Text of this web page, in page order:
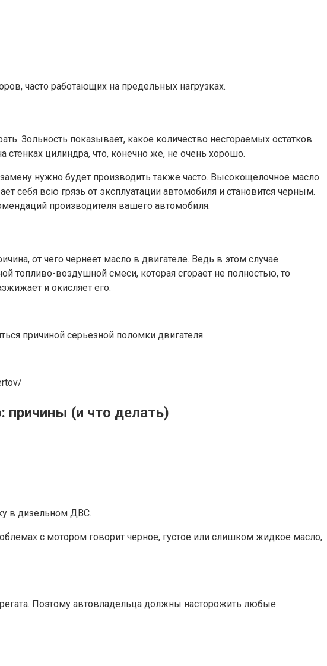
часто работающих на предельных нагрузках.
Зольность показывает, какое количество несгораемых остатков
цилиндра, что, конечно же, не очень хорошо.
нужно будет производить также часто. Высокощелочное масло
себя всю грязь от эксплуатации автомобиля и становится черным.
производителя вашего автомобиля.
от чего чернеет масло в двигателе. Ведь в этом случае
топливо-воздушной смеси, которая сгорает не полностью, то
и окисляет его.
причиной серьезной поломки двигателя.
причины (и что делать)
в дизельном ДВС.
с мотором говорит черное, густое или слишком жидкое масло,
Поэтому автовладельца должны насторожить любые